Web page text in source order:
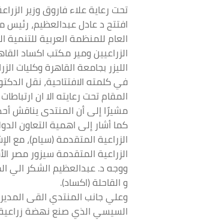
تحت رعاية علاء فاروق وزير
افتتح د عادل عبدالعظيم، رئيس
العام للمنظمة العربية للتنمية
الزراعيين ومير مكتب اكساد
الليزر بجامعة القاهرة وكليات
في كلمته الافتتاحية، نقل
المقام تحت رعايته الا ان
مشيرًا إلى أن المنتدى يناقش
كما أشار إلى اهمية التعاون
الزراعية المتقدمة (سيام)، مع
الزراعية المتقدمة سيزور مصر
ووجه د. عبدالعظيم الشكر الي
و القاحلة (اكساد).
وعلي جانب المنتدي القى
السيسي الذي صنع نهضة زراعية